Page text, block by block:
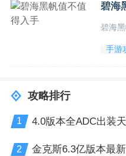
碧海
手游
攻略排行
1 4.0版本全ADC出装
2 金克斯6.3亿版本最